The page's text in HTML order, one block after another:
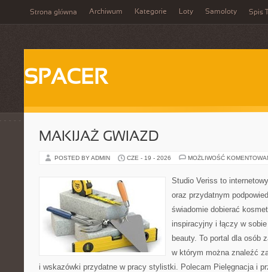
Strona główna Archiwum Kategorie Loty Samoloty Spis
SPACER
MAKIJAŻ GWIAZD
POSTED BY ADMIN CZE - 19 - 2026 MOŻLIWOŚĆ
Studio Veriss to
oraz przydatnym
świadomie dobierać
inspiracyjny i łączy w
beauty. To portal dla osób
w którym można znaleźć
i wskazówki przydatne w pracy stylistki. Polecam Pielęgnacja i